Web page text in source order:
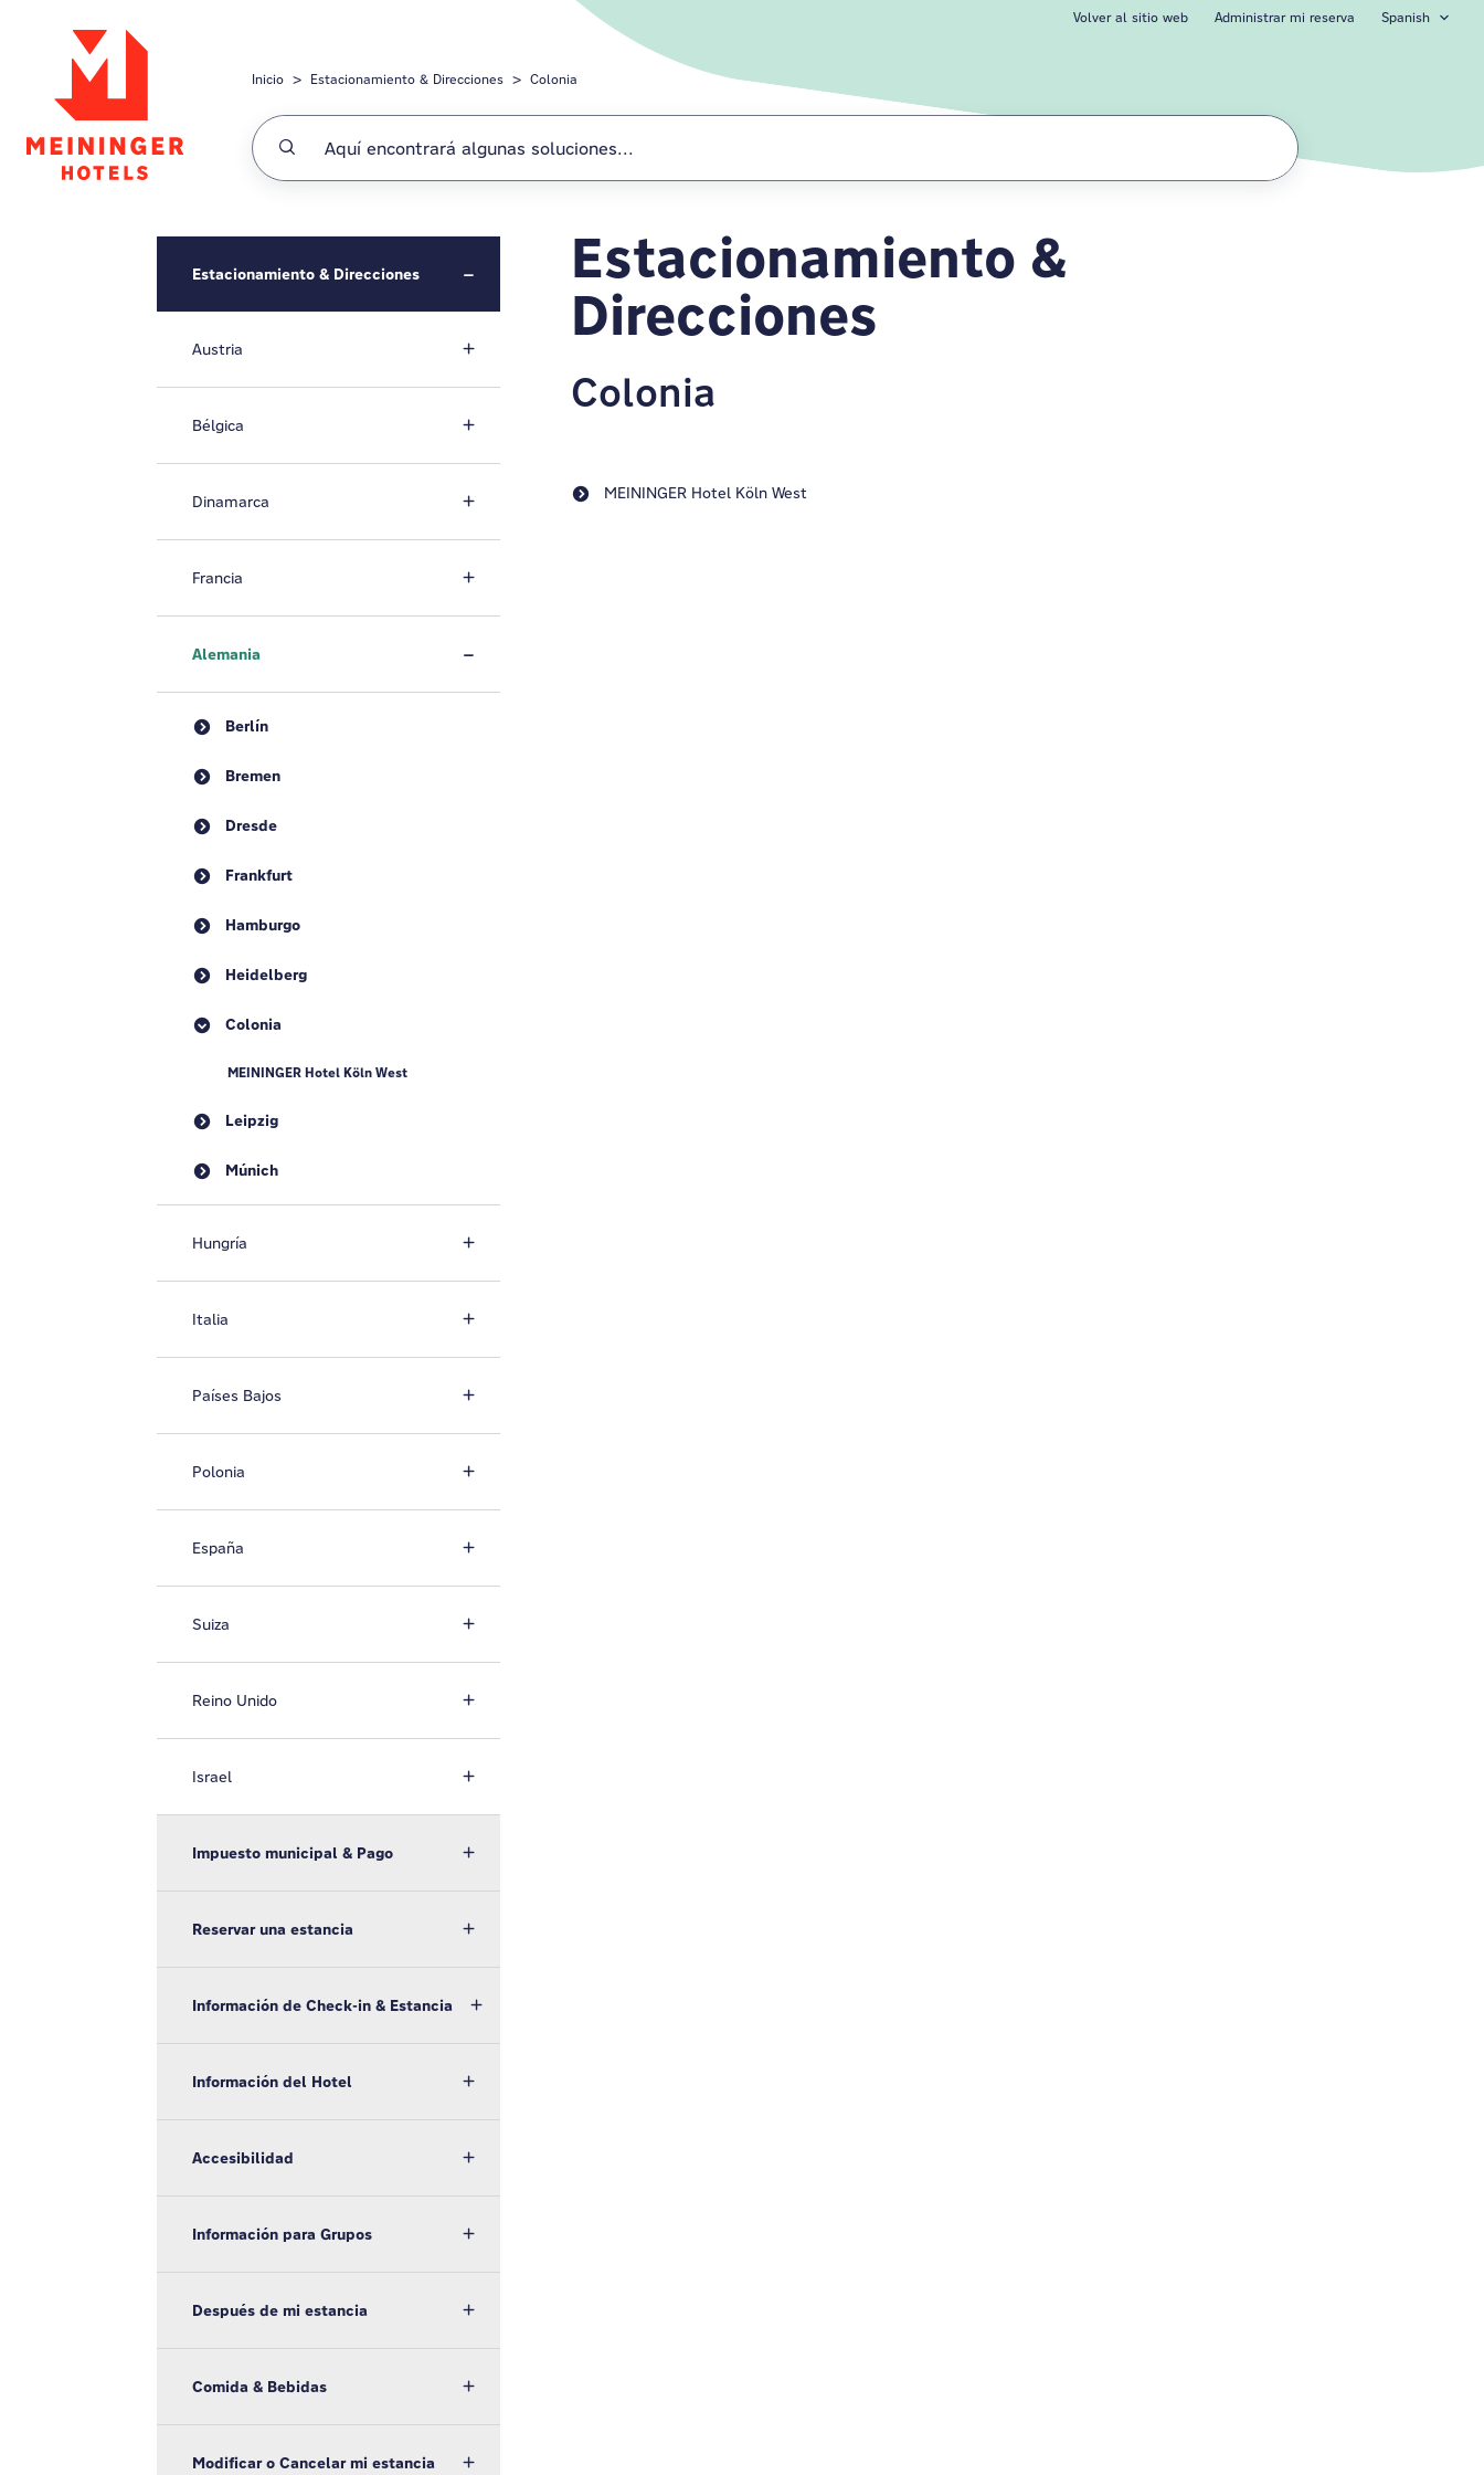
Volver al sitio web Administrar mi reserva Spanish
Inicio Estacionamiento & Direcciones Colonia
Estacionamiento & Direcciones
Austria
Bélgica
Dinamarca
Francia
Alemania
Berlín
Bremen
Dresde
Frankfurt
Hamburgo
Heidelberg
Colonia
MEININGER Hotel Köln West
Leipzig
Múnich
Hungría
Italia
Países Bajos
Polonia
España
Suiza
Reino Unido
Israel
Impuesto municipal & Pago
Reservar una estancia
Información de Check-in & Estancia
Información del Hotel
Accesibilidad
Información para Grupos
Después de mi estancia
Comida & Bebidas
Modificar o Cancelar mi estancia
Estacionamiento &
Direcciones
Colonia
MEININGER Hotel Köln West